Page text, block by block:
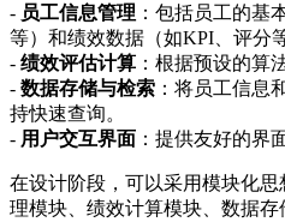
- 员工信息管理 ：包括员工的基
等）和绩效数据（如KPI、评分
- 绩效评估计算 ：根据预设的算
- 数据存储与检索 ：将员工信息
持快速查询。
- 用户交互界面 ：提供友好的界
在设计阶段，可以采用模块化
理模块、绩效计算模块、数据